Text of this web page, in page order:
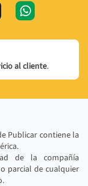
al cliente.
Publicar contiene la
de la compañía
parcial de cualquier